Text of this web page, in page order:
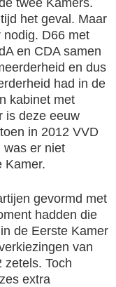
twee Kamers.
het geval. Maar
nodig. D66 met
en CDA samen
en dus
had in de
kabinet met
is deze eeuw
in 2012 VVD
was er niet
Kamer.
gevormd met
hadden die
de Eerste Kamer
van
zetels. Toch
extra